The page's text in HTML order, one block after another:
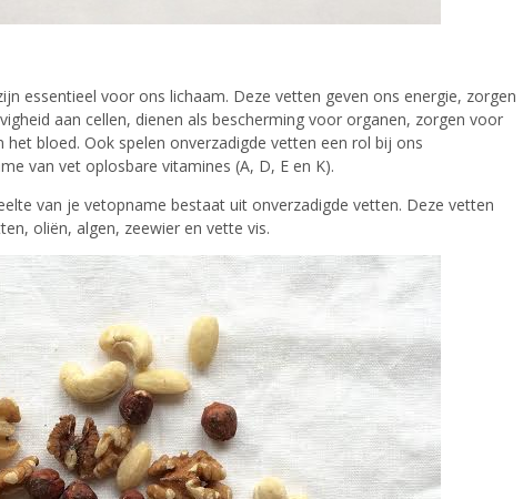
essentieel voor ons lichaam. Deze vetten geven ons energie, zorgen
aan cellen, dienen als bescherming voor organen, zorgen voor
bloed. Ook spelen onverzadigde vetten een rol bij ons
van vet oplosbare vitamines (A, D, E en K).
van je vetopname bestaat uit onverzadigde vetten. Deze vetten
oliën, algen, zeewier en vette vis.